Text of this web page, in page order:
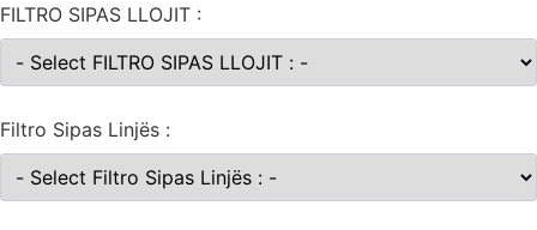
FILTRO SIPAS LLOJIT :
Filtro Sipas Linjës :